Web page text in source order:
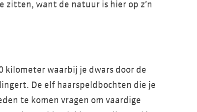
zitten, want de natuur is hier op z’n
kilometer waarbij je dwars door de
De elf haarspeldbochten die je
te komen vragen om vaardige